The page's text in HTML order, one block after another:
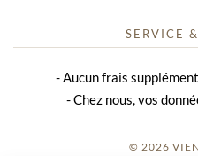
SERVICE
Aucun frais
Chez nous, vos
© 2026